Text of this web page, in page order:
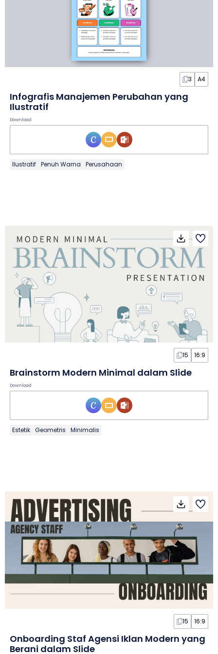
3 A4
Infografis Manajemen Perubahan yang
Ilustratif
Download
Ilustratif Penuh Warna Perusahaan
15 16:9
Brainstorm Modern Minimal dalam Slide
Download
Estetik Geometris Minimalis
15 16:9
Onboarding Staf Agensi Iklan Modern yang
Berani dalam Slide